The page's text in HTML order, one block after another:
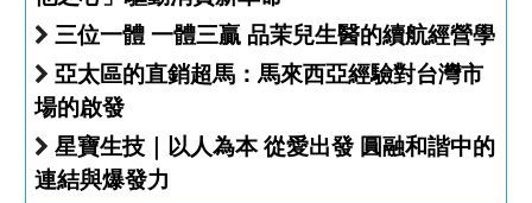
三位一體 一體三贏 品茉兒生醫的續航經營學
亞太區的直銷超馬：馬來西亞經驗對台灣市
場的啟發
星寶生技｜以人為本 從愛出發 圓融和諧中的
連結與爆發力